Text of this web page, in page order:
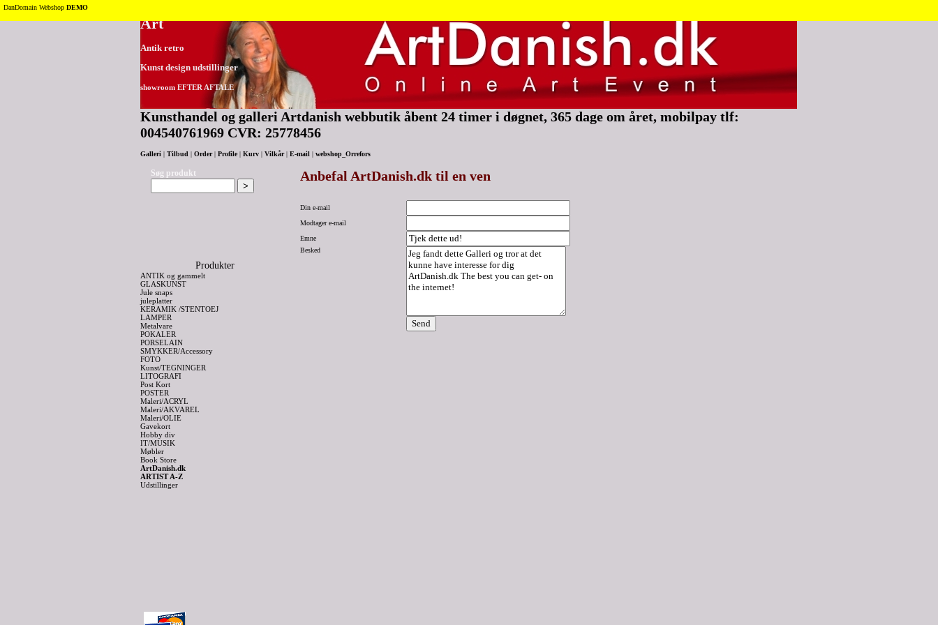
Tilbage til toppen
Art
Antik retro
Kunst design udstillinger
showroom EFTER AFTALE
Kunsthandel og galleri Artdanish webbutik åbent 24 timer i døgnet, 365 dage om året, mobilpay tlf:
004540761969 CVR: 25778456
Galleri Tilbud Order| Profile| Kurv Vilkår| E-mail webshop_Orrefors
Søg produkt
Produkter
ANTIK og gammelt
GLASKUNST
Jule snaps
juleplatter
KERAMIK /STENTOEJ
LAMPER
Metalvare
POKALER
PORSELAIN
SMYKKER/Accessory
FOTO
Kunst/TEGNINGER
LITOGRAFI
Post Kort
POSTER
Maleri/ACRYL
Maleri/AKVAREL
Maleri/OLIE
Gavekort
Hobby div
IT/MUSIK
Møbler
Book Store
ArtDanish.dk
ARTIST A-Z
Udstillinger
Anbefal ArtDanish.dk til en ven
Din e-mail
Modtager e-mail
Emne
Besked
DanDomain Webshop DEMO